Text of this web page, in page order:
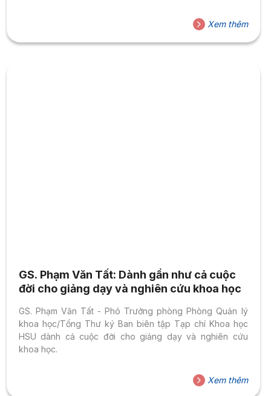
cầu nối tri thức của HSU trong bối cảnh giáo dục đại học
đổi mới. Định hình chiến lược phát triển Tạp chí Khoa học
trong giai...
Xem thêm
GS. Phạm Văn Tất: Dành gần như cả cuộc
đời cho giảng dạy và nghiên cứu khoa học
GS. Phạm Văn Tất - Phó Trưởng phòng Phòng Quản lý
khoa học/Tổng Thư ký Ban biên tập Tạp chí Khoa học
HSU dành cả cuộc đời cho giảng dạy và nghiên cứu
khoa học.
Xem thêm